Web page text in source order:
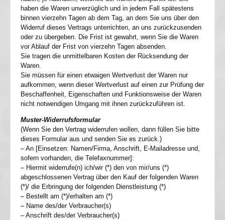
haben die Waren unverzüglich und in jedem Fall spätestens
binnen vierzehn Tagen ab dem Tag, an dem Sie uns über den
Widerruf dieses Vertrags unterrichten, an uns zurückzusenden
oder zu übergeben. Die Frist ist gewahrt, wenn Sie die Waren
vor Ablauf der Frist von vierzehn Tagen absenden.
Sie tragen die unmittelbaren Kosten der Rücksendung der
Waren.
Sie müssen für einen etwaigen Wertverlust der Waren nur
aufkommen, wenn dieser Wertverlust auf einen zur Prüfung der
Beschaffenheit, Eigenschaften und Funktionsweise der Waren
nicht notwendigen Umgang mit ihnen zurückzuführen ist.
Muster-Widerrufsformular
(Wenn Sie den Vertrag widerrufen wollen, dann füllen Sie bitte
dieses Formular aus und senden Sie es zurück.)
– An [Einsetzen: Namen/Firma, Anschrift, E-Mailadresse und,
sofern vorhanden, die Telefaxnummer]:
– Hiermit widerrufe(n) ich/wir (*) den von mir/uns (*)
abgeschlossenen Vertrag über den Kauf der folgenden Waren
(*)/ die Erbringung der folgenden Dienstleistung (*)
– Bestellt am (*)/erhalten am (*)
– Name des/der Verbraucher(s)
– Anschrift des/der Verbraucher(s)